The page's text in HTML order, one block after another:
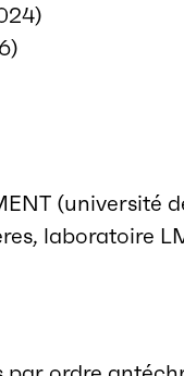
(université
laboratoire